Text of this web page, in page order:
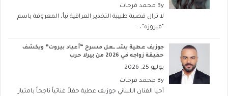
By محمد فرحات
لا تزال قضية طبيبة التخدير العراقية نبأ، المعروفة باسم
"فيروزه"،...
جوزيف عطية يشــ ــعل مسرح “أعياد بيروت” ويكشف
حقيقة زواجه في 2026 من بيرلا حرب
يوليو 25, 2026
By محمد فرحات
أحيا الفنان اللبناني جوزيف عطية حفلاً غنائياً ناجحاً بامتياز